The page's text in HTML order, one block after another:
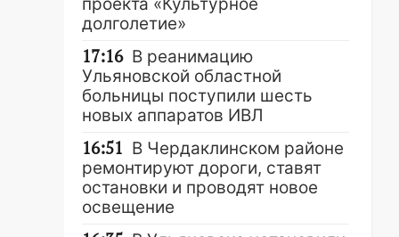
долголетие»
17:16 В реанимацию
Ульяновской областной
больницы поступили шесть
новых аппаратов ИВЛ
16:51 В Чердаклинском районе
ремонтируют дороги, ставят
остановки и проводят новое
освещение